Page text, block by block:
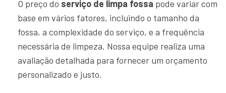
O preço do serviço de limpa fossa pode variar com
base em vários fatores, incluindo o tamanho da
fossa, a complexidade do serviço, e a frequência
necessária de limpeza. Nossa equipe realiza uma
avaliação detalhada para fornecer um orçamento
personalizado e justo.